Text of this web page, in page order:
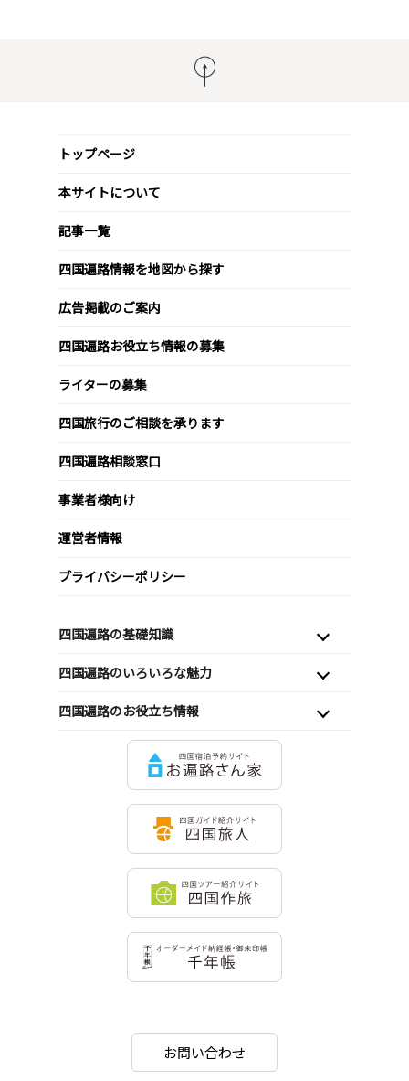
トップページ
本サイトについて
記事一覧
四国遍路情報を地図から探す
広告掲載のご案内
四国遍路お役立ち情報の募集
ライターの募集
四国旅行のご相談を承ります
四国遍路相談窓口
事業者様向け
運営者情報
プライバシーポリシー
四国遍路の基礎知識
四国遍路のいろいろな魅力
四国遍路のお役立ち情報
お問い合わせ